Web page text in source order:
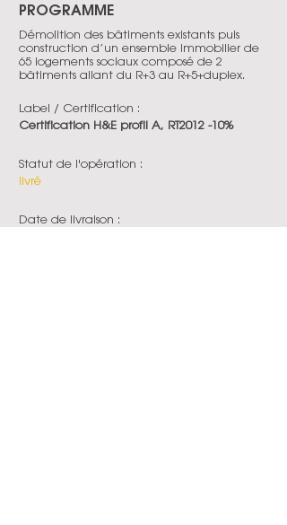
PROGRAMME
Démolition des bâtiments existants puis
construction d’un ensemble immobilier de
65 logements sociaux composé de 2
bâtiments allant du R+3 au R+5+duplex.
Label / Certification :
Certification H&E profil A, RT2012 -10%
Statut de l'opération :
livré
Date de livraison :